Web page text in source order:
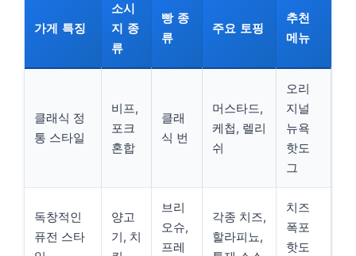
가게 특징
소시
지 종
류
빵 종
류
주요 토핑
추천
메뉴
클래식 정
통 스타일
비프,
포크
혼합
클래
식 번
머스타드,
케첩, 렐리
쉬
오리
지널
뉴욕
핫도
그
독창적인
퓨전 스타
양고
기, 치
브리
오슈,
프레
각종 치즈,
할라피뇨,
치즈
폭포
핫도